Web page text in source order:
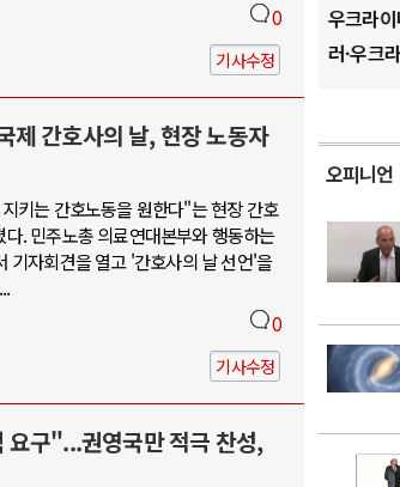
0
기사수정
간호사의 날, 현장 노동자
키는 간호노동을 원한다"는 현장 간호
. 민주노총 의료연대본부와 행동하는
기자회견을 열고 '간호사의 날 선언'을
0
기사수정
요구"...권영국만 적극 찬성,
게 미국 민주주의를 잠식하고 ..
우크라
러·우크
오피니언